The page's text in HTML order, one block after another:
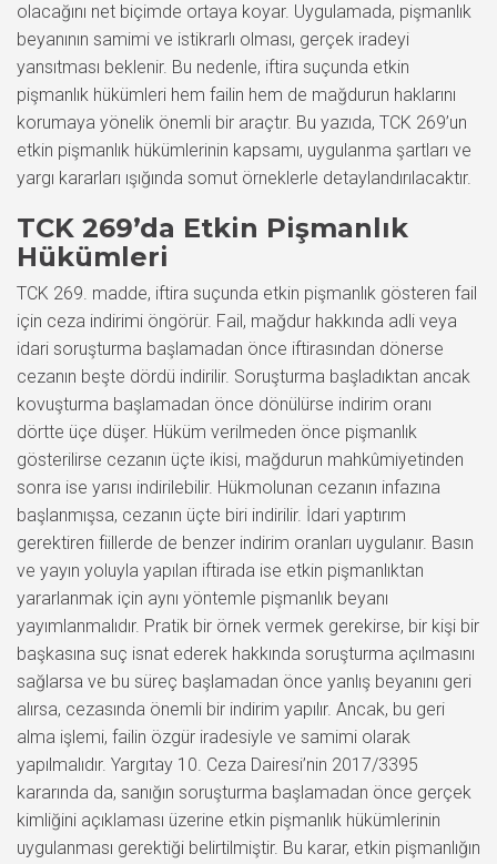
olacağını net biçimde ortaya koyar. Uygulamada, pişmanlık
beyanının samimi ve istikrarlı olması, gerçek iradeyi
yansıtması beklenir. Bu nedenle, iftira suçunda etkin
pişmanlık hükümleri hem failin hem de mağdurun haklarını
korumaya yönelik önemli bir araçtır. Bu yazıda, TCK 269’un
etkin pişmanlık hükümlerinin kapsamı, uygulanma şartları ve
yargı kararları ışığında somut örneklerle detaylandırılacaktır.
TCK 269’da Etkin Pişmanlık
Hükümleri
TCK 269. madde, iftira suçunda etkin pişmanlık gösteren fail
için ceza indirimi öngörür. Fail, mağdur hakkında adli veya
idari soruşturma başlamadan önce iftirasından dönerse
cezanın beşte dördü indirilir. Soruşturma başladıktan ancak
kovuşturma başlamadan önce dönülürse indirim oranı
dörtte üçe düşer. Hüküm verilmeden önce pişmanlık
gösterilirse cezanın üçte ikisi, mağdurun mahkûmiyetinden
sonra ise yarısı indirilebilir. Hükmolunan cezanın infazına
başlanmışsa, cezanın üçte biri indirilir. İdari yaptırım
gerektiren fiillerde de benzer indirim oranları uygulanır. Basın
ve yayın yoluyla yapılan iftirada ise etkin pişmanlıktan
yararlanmak için aynı yöntemle pişmanlık beyanı
yayımlanmalıdır. Pratik bir örnek vermek gerekirse, bir kişi bir
başkasına suç isnat ederek hakkında soruşturma açılmasını
sağlarsa ve bu süreç başlamadan önce yanlış beyanını geri
alırsa, cezasında önemli bir indirim yapılır. Ancak, bu geri
alma işlemi, failin özgür iradesiyle ve samimi olarak
yapılmalıdır. Yargıtay 10. Ceza Dairesi’nin 2017/3395
kararında da, sanığın soruşturma başlamadan önce gerçek
kimliğini açıklaması üzerine etkin pişmanlık hükümlerinin
uygulanması gerektiği belirtilmiştir. Bu karar, etkin pişmanlığın